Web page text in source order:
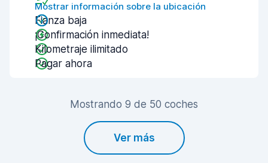
Mostrar información sobre la ubicación
Fianza baja
¡Confirmación inmediata!
Kilometraje ilimitado
Pagar ahora
Mostrando 9 de 50 coches
Ver más